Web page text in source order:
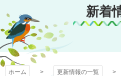
キ
プ
り）
新着
ホーム 更新情報の一覧